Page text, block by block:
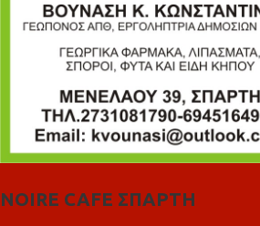
NOIRE CAFE ΣΠΑΡΤΗ